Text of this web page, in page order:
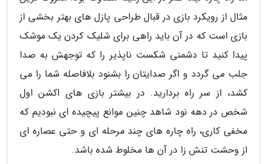
مثال از رویکرد بازی در قبال طراحی پازل های بهتر بخشی از
بازی است که در آن باید راهی برای شلیک کردن یک موشک
پیدا کنید تا دشمنی شکست ناپذیر را که توجهش به صدا
جلب می گردد و اگر صدایتان را بشنود بلافاصله شما را می
کشد، از سر راه بردارید. در بیشتر بازی های اکشن اول
شخص در دهه نود شاهد چنین موانع پیچیده ای نبودیم که
مخفی کاری، راه چاره های چند مرحله ای و حتی عصاره ای
از وحشت تنش زا در آن ها مخلوط شده باشد.